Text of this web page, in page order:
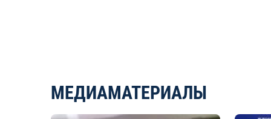
МЕДИАМАТЕРИАЛЫ